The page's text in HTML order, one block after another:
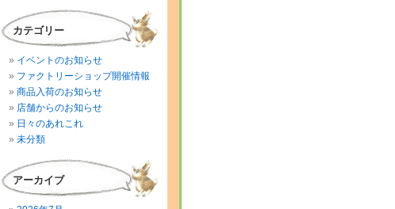
カテゴリー
イベントのお知らせ
ファクトリーショップ開催情報
商品入荷のお知らせ
店舗からのお知らせ
日々のあれこれ
未分類
アーカイブ